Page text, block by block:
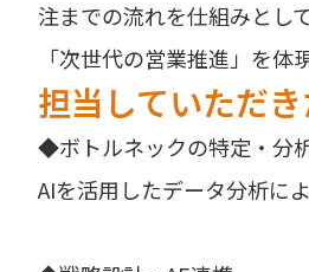
注までの流れを仕組みとし
「次世代の営業推進」を体
担当していただ
◆ボトルネックの特定・分
AIを活用したデータ分析に